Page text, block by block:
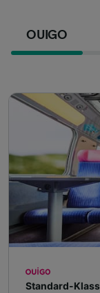
OUIGO
Standard-